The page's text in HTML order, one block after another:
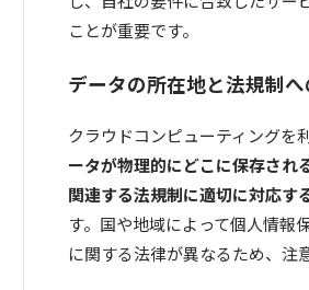
ことが重要です。
データの所在地と法規制
クラウドコンピューティングを
ータが物理的にどこに保存され
関連する法規制に適切に対応す
す。国や地域によって個人情報
に関する法律が異なるため、注